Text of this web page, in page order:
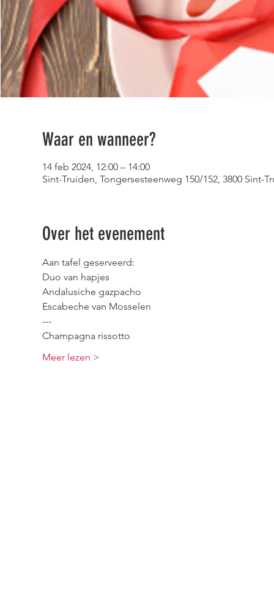
Waar en wanneer?
14 feb 2024, 12:00 – 14:00
Sint-Truiden, Tongersesteenweg 150/152, 3800 Sint-
Over het evenement
Aan tafel geserveerd:
Duo van hapjes
Andalusiche gazpacho
Escabeche van Mosselen
---
Champagna rissotto
Meer lezen >